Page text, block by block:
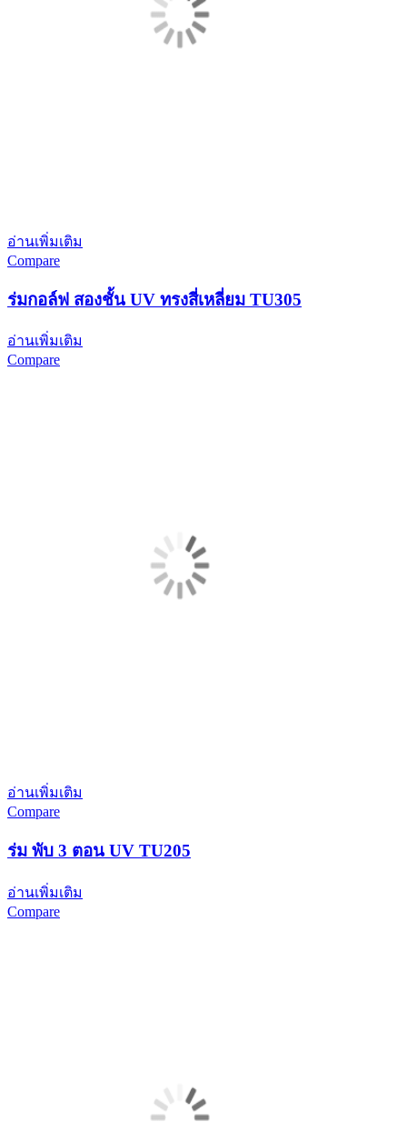
อ่านเพิ่มเติม
Compare
ร่มกอล์ฟ สองชั้น UV ทรงสี่เหลี่ยม TU305
อ่านเพิ่มเติม
Compare
อ่านเพิ่มเติม
Compare
ร่ม พับ 3 ตอน UV TU205
อ่านเพิ่มเติม
Compare